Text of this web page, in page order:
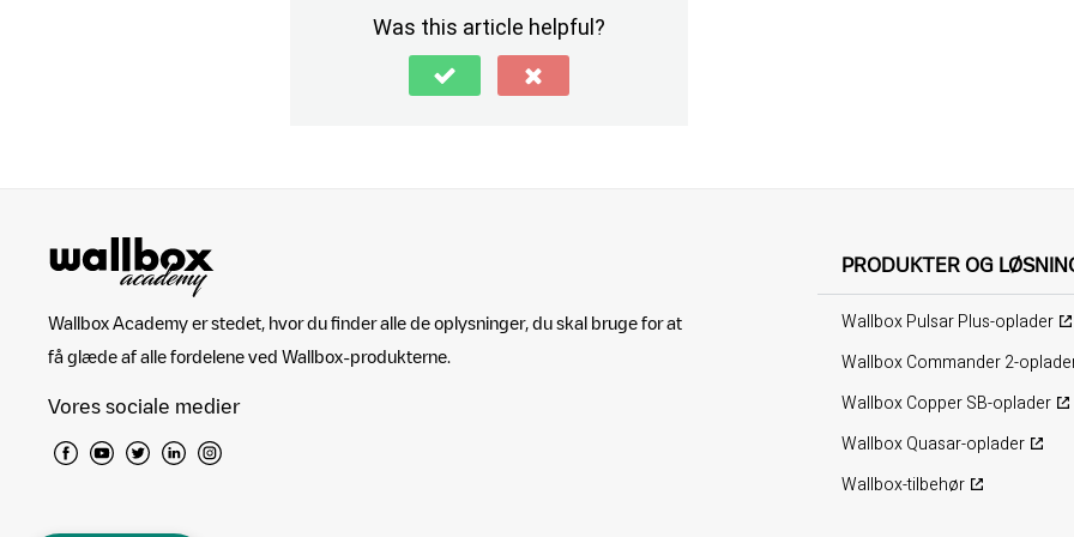
Was this article helpful?
Wallbox Academy er stedet, hvor du finder alle de oplysninger, du skal bruge for at
få glæde af alle fordelene ved Wallbox-produkterne.
Vores sociale medier
PRODUKTER OG
Wallbox Pulsar Plus-oplader
Wallbox Commander 2-
Wallbox Copper SB-oplader
Wallbox Quasar-oplader
Wallbox-tilbehør